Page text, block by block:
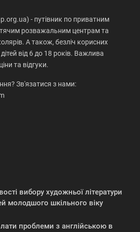
- путівник по приватним
розважальним центрам та
А також, безліч корисних
від 6 до 18 років. Важлива
та відгуки.
Зв'язатися з нами:
вибору художньої літератури
молодшого шкільного віку
проблеми з англійською в